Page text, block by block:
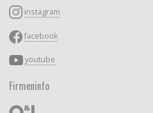
instagram
facebook
youtube
Firmeninfo